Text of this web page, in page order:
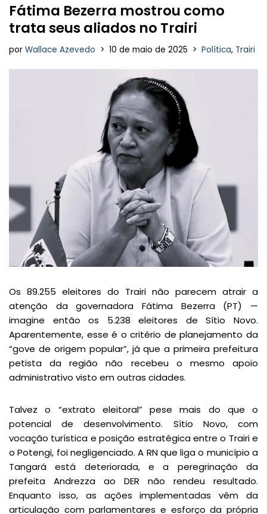
Fátima Bezerra mostrou como
trata seus aliados no Trairi
por Wallace Azevedo 10 de maio de 2025 Política, Trairi
Os 89.255 eleitores do Trairi não parecem atrair a
atenção da governadora Fátima Bezerra (PT) —
imagine então os 5.238 eleitores de Sítio Novo.
Aparentemente, esse é o critério de planejamento da
“gove de origem popular”, já que a primeira prefeitura
petista da região não recebeu o mesmo apoio
administrativo visto em outras cidades.
Talvez o “extrato eleitoral” pese mais do que o
potencial de desenvolvimento. Sítio Novo, com
vocação turística e posição estratégica entre o Trairi e
o Potengi, foi negligenciado. A RN que liga o município a
Tangará está deteriorada, e a peregrinação da
prefeita Andrezza ao DER não rendeu resultado.
Enquanto isso, as ações implementadas vêm da
articulação com parlamentares e esforço da própria